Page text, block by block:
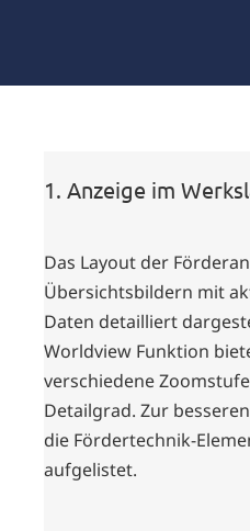
1. Anzeige im
Das Layout der
Übersichtsbildern mit
Daten detailliert
Worldview Funktion
verschiedene
Detailgrad. Zur
die Fördertechnik-
aufgelistet.